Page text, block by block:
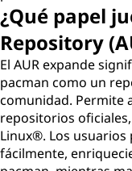
¿Qué papel
Repository
El AUR expande
pacman como un
comunidad. Permite
repositorios
Linux®. Los
fácilmente,